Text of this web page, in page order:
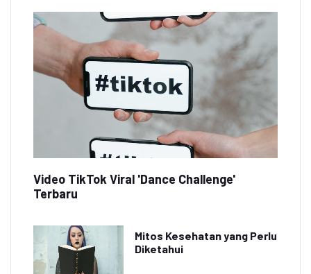
Video TikTok Viral 'Dance Challenge'
Terbaru
Mitos Kesehatan yang Perlu
Diketahui